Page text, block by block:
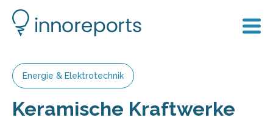
Energie & Elektrotechnik
Keramische Kraftwerke